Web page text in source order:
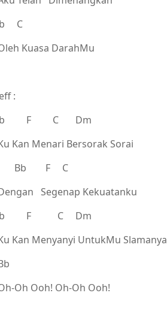
C
Kuasa DarahMu
:
F C Dm
Kan Menari Bersorak Sorai
Bb F C
Segenap Kekuatanku
F C Dm
Kan Menyanyi UntukMu Slamanya
Oh Ooh! Oh-Oh Ooh!